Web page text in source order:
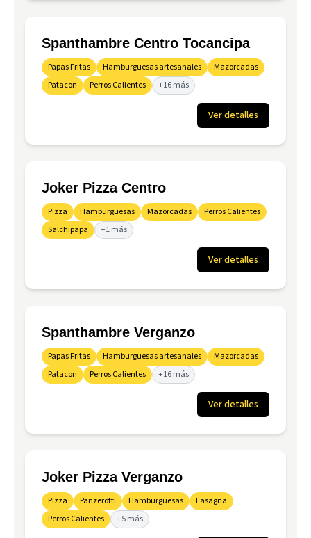
Spanthambre Centro Tocancipa
Papas Fritas Hamburguesas artesanales
Mazorcadas
Patacon
Perros Calientes +16 más
Ver detalles
Joker Pizza Centro
Pizza Hamburguesas Mazorcadas
Perros Calientes
Salchipapa
+1 más
Ver detalles
Spanthambre Verganzo
Papas Fritas Hamburguesas artesanales
Mazorcadas
Patacon
Perros Calientes +16 más
Ver detalles
Joker Pizza Verganzo
Pizza Panzerotti Hamburguesas
Lasagna
Perros Calientes
+5 más